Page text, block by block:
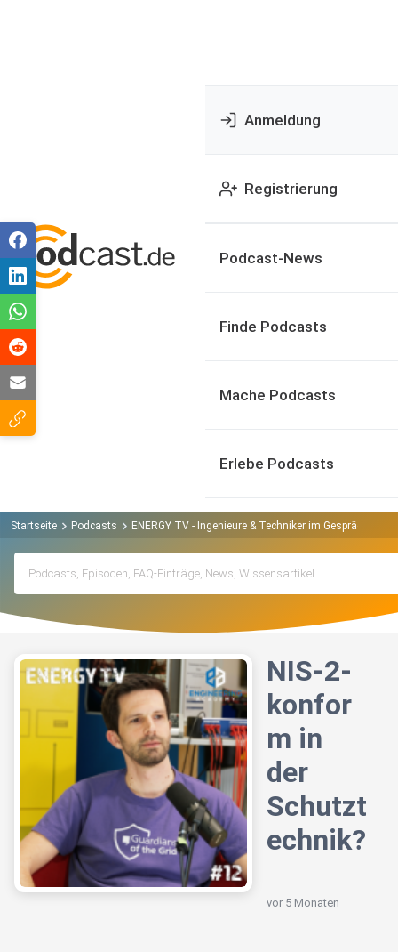
Anmeldung
Registrierung
Podcast-News
Finde Podcasts
Mache Podcasts
Erlebe Podcasts
Startseite Podcasts ENERGY TV - Ingenieure & Techniker im Gespräch
NIS-2-
konfor
m in
der
Schutzt
echnik?
vor 5 Monaten